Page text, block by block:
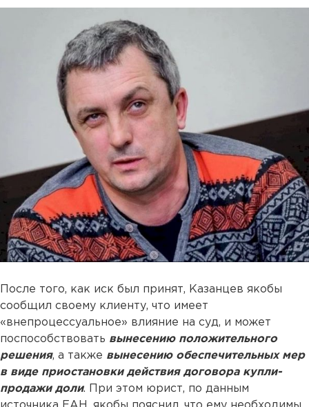
После того, как иск был принят, Казанцев якобы
сообщил своему клиенту, что имеет
«внепроцессуальное» влияние на суд, и может
поспособствовать вынесению положительного
решения, а также вынесению обеспечительных мер
в виде приостановки действия договора купли-
продажи доли. При этом юрист, по данным